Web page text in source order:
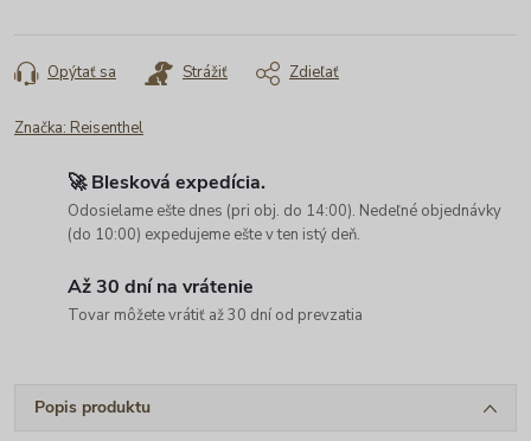
Opýtať sa Strážiť Zdieľať
Značka: Reisenthel
🚀 Blesková expedícia.
Odosielame ešte dnes (pri obj. do 14:00). Nedeľné objednávky
(do 10:00) expedujeme ešte v ten istý deň.
Až 30 dní na vrátenie
Tovar môžete vrátiť až 30 dní od prevzatia
Popis produktu